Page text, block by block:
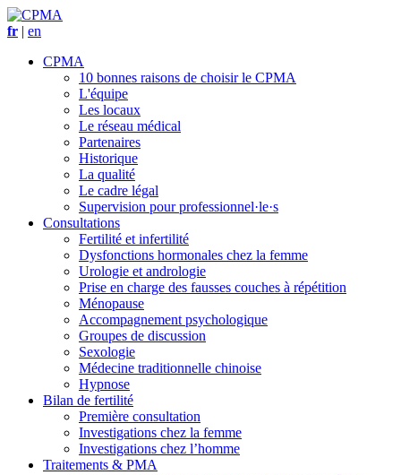
fr | en
CPMA
10 bonnes raisons de choisir le CPMA
L'équipe
Les locaux
Le réseau médical
Partenaires
Historique
La qualité
Le cadre légal
Supervision pour professionnel·le·s
Consultations
Fertilité et infertilité
Dysfonctions hormonales chez la femme
Urologie et andrologie
Prise en charge des fausses couches à répétition
Ménopause
Accompagnement psychologique
Groupes de discussion
Sexologie
Médecine traditionnelle chinoise
Hypnose
Bilan de fertilité
Première consultation
Investigations chez la femme
Investigations chez l’homme
Traitements & PMA